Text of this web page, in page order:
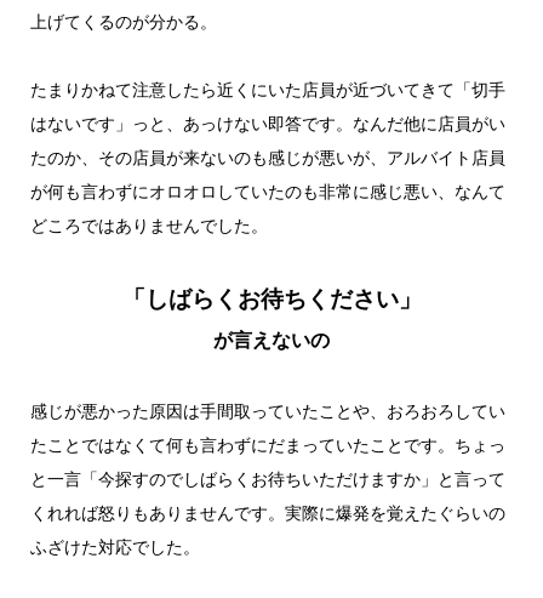
上げてくるのが分かる。
たまりかねて注意したら近くにいた店員が近づいてきて「切手
はないです」っと、あっけない即答です。なんだ他に店員がい
たのか、その店員が来ないのも感じが悪いが、アルバイト店員
が何も言わずにオロオロしていたのも非常に感じ悪い、なんて
どころではありませんでした。
「しばらくお待ちください」
が言えないの
感じが悪かった原因は手間取っていたことや、おろおろしてい
たことではなくて何も言わずにだまっていたことです。ちょっ
と一言「今探すのでしばらくお待ちいただけますか」と言って
くれれば怒りもありませんです。実際に爆発を覚えたぐらいの
ふざけた対応でした。